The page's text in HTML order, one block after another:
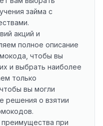
займа с
акций и
полное описание
чтобы вы
и выбрать наиболее
только
вы могли
решения о взятии
при